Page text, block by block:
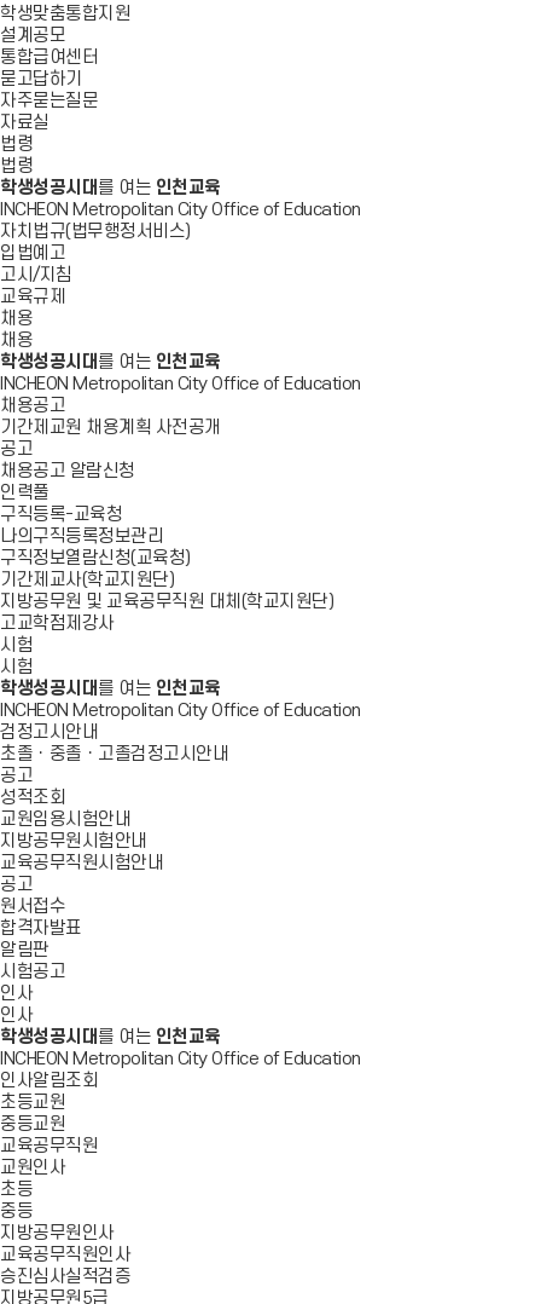
학생맞춤통합지원
설계공모
통합급여센터
묻고답하기
자주묻는질문
자료실
법령
법령
학생성공시대 를 여는 인천교육
INCHEON Metropolitan City Office of Education
자치법규(법무행정서비스)
입법예고
고시/지침
교육규제
채용
채용
학생성공시대 를 여는 인천교육
INCHEON Metropolitan City Office of Education
채용공고
기간제교원 채용계획 사전공개
공고
채용공고 알람신청
인력풀
구직등록-교육청
나의구직등록정보관리
구직정보열람신청(교육청)
기간제교사(학교지원단)
지방공무원 및 교육공무직원 대체(학교지원단)
고교학점제강사
시험
시험
학생성공시대 를 여는 인천교육
INCHEON Metropolitan City Office of Education
검정고시안내
초졸ㆍ중졸ㆍ고졸검정고시안내
공고
성적조회
교원임용시험안내
지방공무원시험안내
교육공무직원시험안내
공고
원서접수
합격자발표
알림판
시험공고
인사
인사
학생성공시대 를 여는 인천교육
INCHEON Metropolitan City Office of Education
인사알림조회
초등교원
중등교원
교육공무직원
교원인사
초등
중등
지방공무원인사
교육공무직원인사
승진심사실적검증
지방공무원5급